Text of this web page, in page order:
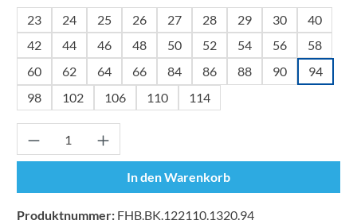
23 24 25 26 27 28 29 30
40
42
44 46 48 50 52 54 56
58
60
62 64 66 84 86 88 90
94
98
102 106 110 114
Produkt Anzahl: Gib den gewünschten
In den Warenkorb
Produktnummer: FHB.BK.122110.1320.94